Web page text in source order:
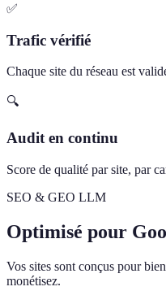
✅
Trafic vérifié
Chaque site du réseau est
🔍
Audit en continu
Score de qualité par site, par
SEO & GEO LLM
Optimisé pour
Vos sites sont conçus pour
monétisez.